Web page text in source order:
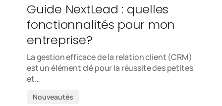
Guide NextLead : quelles
fonctionnalités pour mon
entreprise?
La gestion efficace de la relation client (CRM)
est un élément clé pour la réussite des petites
et…
Nouveautés